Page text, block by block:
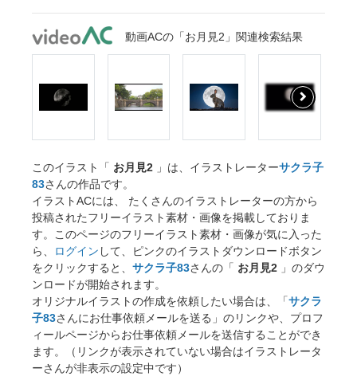
動画ACの「お月見2」関連検索結果
このイラスト「 お月見2 」は、イラストレーターサクラ子
83さんの作品です。
イラストACには、 たくさんのイラストレーターの方から
投稿されたフリーイラスト素材・画像を掲載しておりま
す。このページのフリーイラスト素材・画像が気に入った
ら、
ログイン して、ピンクのイラストダウンロードボタン
をクリックすると、 サクラ子83さんの「 お月見2 」のダウ
ンロードが開始されます。
オリジナルイラストの作成を依頼したい場合は、「サクラ
子83さんにお仕事依頼メールを送る」のリンクや、プロフ
ィールページからお仕事依頼メールを送信することができ
ます。（リンクが表示されていない場合はイラストレータ
ーさんが非表示の設定中です）